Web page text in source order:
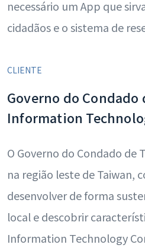
necessário um App que
cidadãos e o sistema de
CLIENTE
Governo do Condado
Information
O Governo do Condado de
na região leste de Taiwan,
desenvolver de forma
local e descobrir
Information Technology